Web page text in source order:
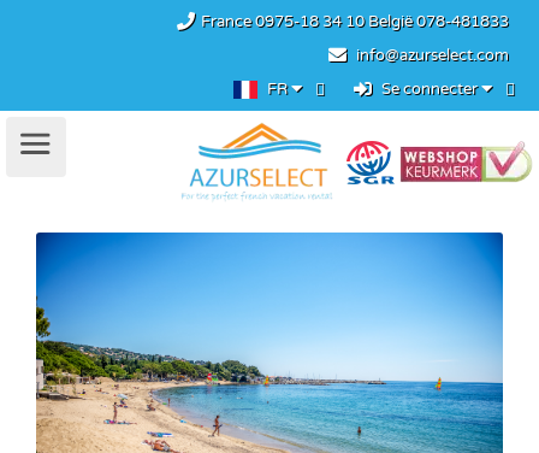
France0975-18 34 10België078-481833
info@azurselect.com
FR
Se connecter